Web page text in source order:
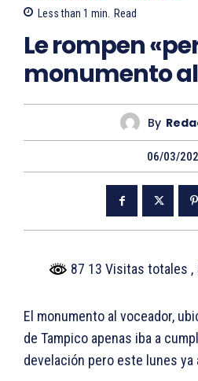
Less than 1 min. Read
Le rompen
monumento
By
06/03/
87 13 Visitas totales ,
El monumento al voceador,
de Tampico apenas iba a
develación pero este lunes ya